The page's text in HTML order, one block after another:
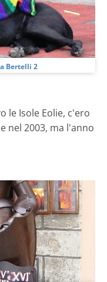
Bertelli 2
le Isole Eolie, c'ero
nel 2003, ma l'anno